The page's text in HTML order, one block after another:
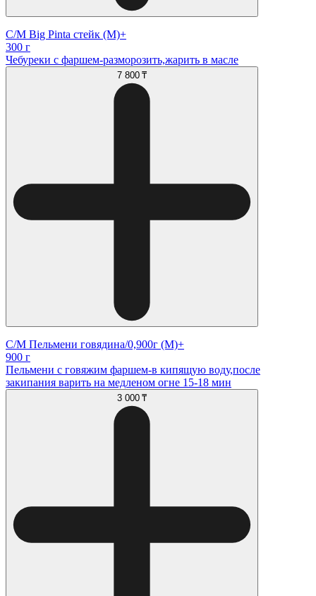
С/М Big Pinta стейк (М)+
300 г
Чебуреки с фаршем-разморозить,жарить в масле
7 800 ₸
С/М Пельмени говядина/0,900г (М)+
900 г
Пельмени с говяжим фаршем-в кипящую воду,после
закипания варить на медленом огне 15-18 мин
3 000 ₸